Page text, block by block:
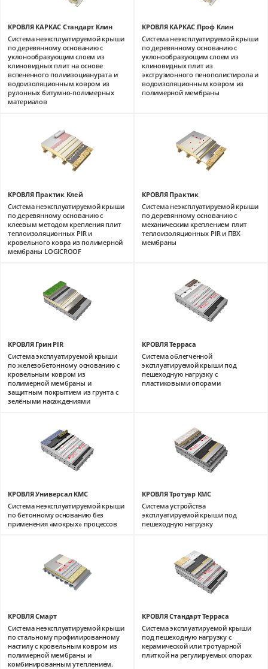
КРОВЛЯ КАРКАС Стандарт Клин
Система неэксплуатируемой крыши
по деревянному основанию с
уклонообразующим слоем из
клиновидных плит на основе
вспененного полиизоцианурата и
водоизоляционным ковром из
рулонных битумно-полимерных
материалов
КРОВЛЯ КАРКАС Проф Клин
Система неэксплуатируемой крыши
по деревянному основанию с
уклонообразующим слоем из
клиновидных плит из
экструзионного пенополистирола и
водоизоляционным ковром из
полимерной мембраны
КРОВЛЯ Практик Клей
Система неэксплуатируемой крыши
по деревянному основанию с
клеевым методом крепления плит
теплоизоляционных PIR и
кровельного ковра из полимерной
мембраны LOGICROOF
КРОВЛЯ Практик
Система неэксплуатируемой крыши
по деревянному основанию с
механическим креплением плит
теплоизоляционных PIR и ПВХ
мембраны
КРОВЛЯ Грин PIR
Система эксплуатируемой крыши
по железобетонному основанию с
кровельным ковром из
полимерной мембраны и
защитным покрытием из грунта с
зелёными насаждениями
КРОВЛЯ Терраса
Система облегченной
эксплуатируемой крыши под
пешеходную нагрузку с
пластиковыми опорами
КРОВЛЯ Универсал КМС
Система неэксплуатируемой крыши
по бетонному основанию без
применения «мокрых» процессов
КРОВЛЯ Тротуар КМС
Система устройства
эксплуатируемой крыши под
пешеходную нагрузку
КРОВЛЯ Смарт
Система неэксплуатируемой крыши
по стальному профилированному
настилу с кровельным ковром из
полимерной мембраны и
комбинированным утеплением.
КРОВЛЯ Стандарт Терраса
Система эксплуатируемой крыши
под пешеходную нагрузку с
керамической или тротуарной
плиткой на регулируемых опорах